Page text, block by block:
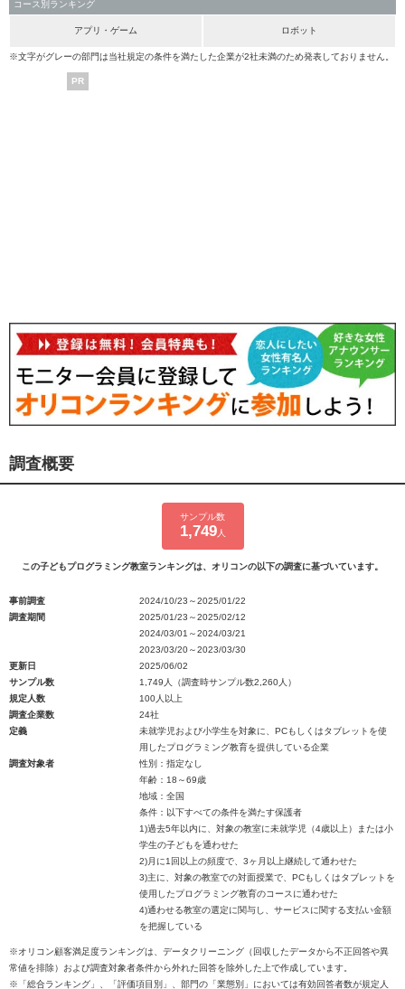
コース別ランキング
アプリ・ゲーム ロボット
※文字がグレーの部門は当社規定の条件を満たした企業が2社未満のため発表しておりません。
PR
調査概要
サンプル数
1,749人
この子どもプログラミング教室ランキングは、オリコンの以下の調査に基づいています。
事前調査
2024/10/23～2025/01/22
調査期間
2025/01/23～2025/02/12
2024/03/01～2024/03/21
2023/03/20～2023/03/30
更新日
2025/06/02
サンプル数
1,749人（調査時サンプル数2,260人）
規定人数
100人以上
調査企業数
24社
定義
未就学児および小学生を対象に、PCもしくはタブレットを使
用したプログラミング教育を提供している企業
調査対象者
性別：指定なし
年齢：18～69歳
地域：全国
条件：以下すべての条件を満たす保護者
1)過去5年以内に、対象の教室に未就学児（4歳以上）または小
学生の子どもを通わせた
2)月に1回以上の頻度で、3ヶ月以上継続して通わせた
3)主に、対象の教室での対面授業で、PCもしくはタブレットを
使用したプログラミング教育のコースに通わせた
4)通わせる教室の選定に関与し、サービスに関する支払い金額
を把握している
※オリコン顧客満足度ランキングは、データクリーニング（回収したデータから不正回答や異
常値を排除）および調査対象者条件から外れた回答を除外した上で作成しています。
※「総合ランキング」、「評価項目別」、部門の「業態別」においては有効回答者数が規定人